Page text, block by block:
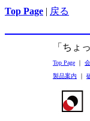
Top Page | 戻る
「ちょ
Top Page ｜
製品案内 ｜